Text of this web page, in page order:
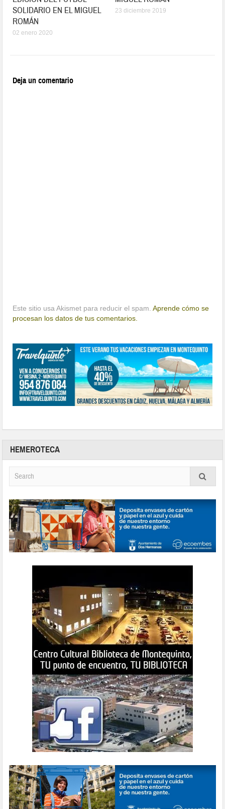
SOLIDARIO EN EL MIGUEL
ROMÁN
02 enero 2020
23 diciembre 2019
Deja un comentario
Este sitio usa Akismet para reducir el spam.Aprende cómo se
procesan los datos de tus comentarios.
HEMEROTECA